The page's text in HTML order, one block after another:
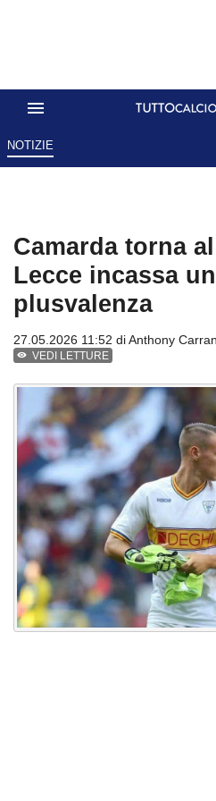
NOTIZIE
Camarda torna
Lecce incassa
plusvalenza
27.05.2026 11:52 diAnthony
VEDI LETTURE